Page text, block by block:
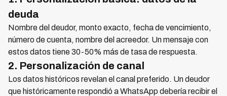
deuda
Nombre del deudor, monto exacto, fecha de vencimiento,
número de cuenta, nombre del acreedor. Un mensaje con
estos datos tiene 30-50% más de tasa de respuesta.
2. Personalización de canal
Los datos históricos revelan el canal preferido. Un deudor
que históricamente respondió a WhatsApp debería recibir el